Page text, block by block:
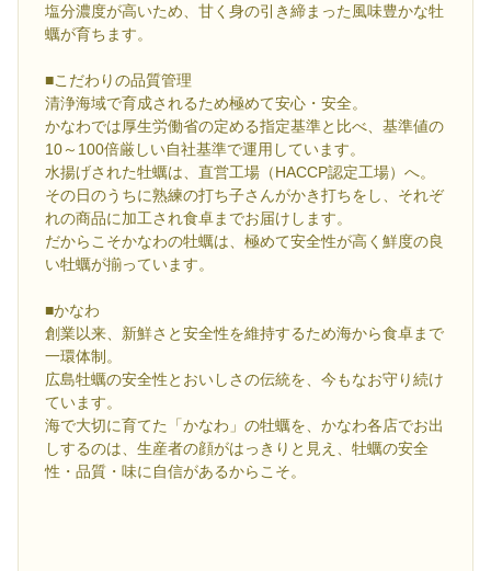
塩分濃度が高いため、甘く身の引き締まった風味豊かな牡
蠣が育ちます。
■こだわりの品質管理
清浄海域で育成されるため極めて安心・安全。
かなわでは厚生労働省の定める指定基準と比べ、基準値の
10～100倍厳しい自社基準で運用しています。
水揚げされた牡蠣は、直営工場（HACCP認定工場）へ。
その日のうちに熟練の打ち子さんがかき打ちをし、それぞ
れの商品に加工され食卓までお届けします。
だからこそかなわの牡蠣は、極めて安全性が高く鮮度の良
い牡蠣が揃っています。
■かなわ
創業以来、新鮮さと安全性を維持するため海から食卓まで
一環体制。
広島牡蠣の安全性とおいしさの伝統を、今もなお守り続け
ています。
海で大切に育てた「かなわ」の牡蠣を、かなわ各店でお出
しするのは、生産者の顔がはっきりと見え、牡蠣の安全
性・品質・味に自信があるからこそ。